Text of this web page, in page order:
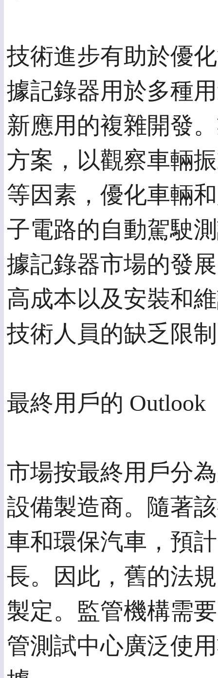
技術進步有助於優
據記錄器用於多種
新應用的複雜開發
方案，以觀察車輛
等因素，優化車輛
子電路的自動駕駛
據記錄器市場的發
高成本以及安裝和
技術人員的缺乏限
最終用戶的 Outlook
市場按最終用戶分
設備製造商。隨著
車和環保汽車，預
長。因此，舊的法
製定。監管機構需
管測試中心廣泛使